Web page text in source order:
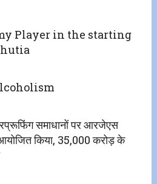
Player in the starting
समाधानों पर आरजेएस
आयोजित किया, 35,000 करोड़ के